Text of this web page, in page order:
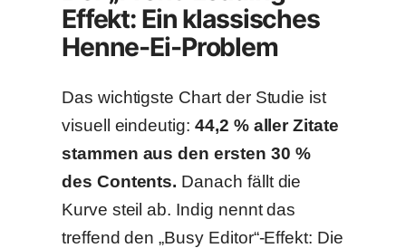
Effekt: Ein klassisches
Henne-Ei-Problem
Das wichtigste Chart der Studie ist
visuell eindeutig: 44,2 % aller Zitate
stammen aus den ersten 30 %
des Contents. Danach fällt die
Kurve steil ab. Indig nennt das
treffend den „Busy Editor“-Effekt: Die